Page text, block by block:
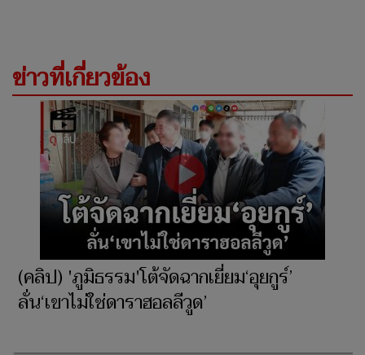
ข่าวที่เกี่ยวข้อง
(คลิป) 'ภูมิธรรม'โต้จัดฉากเยี่ยม‘อุยกูร์’
ลั่น‘เขาไม่ใช่ดาราฮอลลีวูด’